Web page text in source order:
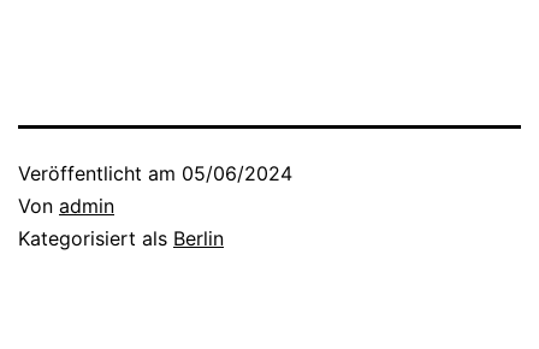
Veröffentlicht am 05/06/2024
Von admin
Kategorisiert als Berlin